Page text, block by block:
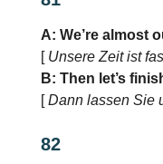
A: We’re almost
[ Unsere Zeit ist
B: Then let’s
[Dann lassen Sie
82